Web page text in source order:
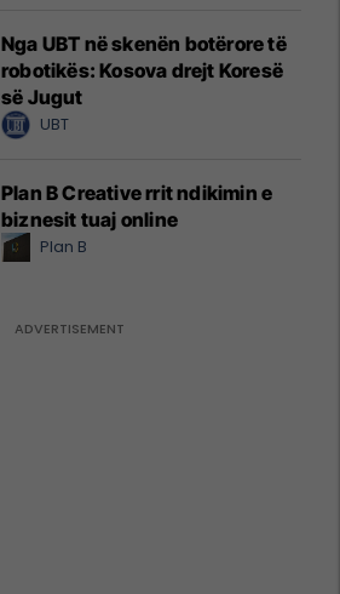
Nga UBT në skenën botërore të
robotikës: Kosova drejt Koresë
së Jugut
UBT
Plan B Creative rrit ndikimin e
biznesit tuaj online
Plan B